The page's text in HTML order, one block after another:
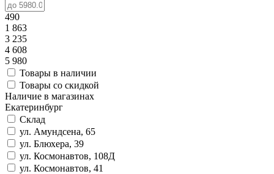
490
1 863
3 235
4 608
5 980
Товары в наличии
Товары со скидкой
Наличие в магазинах
Екатеринбург
Склад
ул. Амундсена, 65
ул. Блюхера, 39
ул. Космонавтов, 108Д
ул. Космонавтов, 41